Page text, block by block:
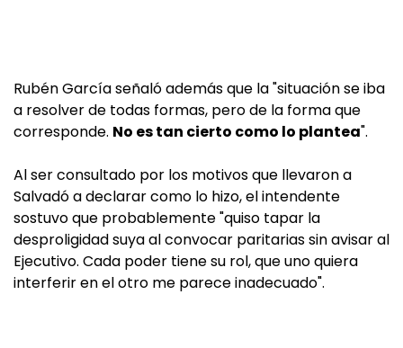
Rubén García señaló además que la "situación se iba
a resolver de todas formas, pero de la forma que
corresponde. No es tan cierto como lo plantea".
Al ser consultado por los motivos que llevaron a
Salvadó a declarar como lo hizo, el intendente
sostuvo que probablemente "quiso tapar la
desproligidad suya al convocar paritarias sin avisar al
Ejecutivo. Cada poder tiene su rol, que uno quiera
interferir en el otro me parece inadecuado".